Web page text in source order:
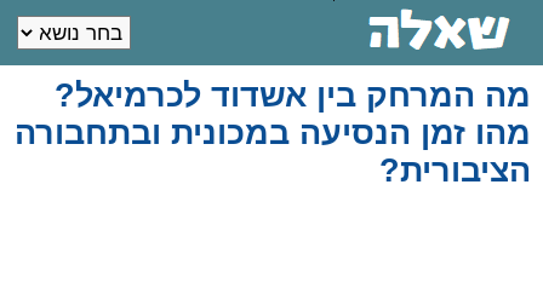
מה המרחק בין אשדוד לכרמיאל?
מהו זמן הנסיעה במכונית ובתחבורה
הציבורית?